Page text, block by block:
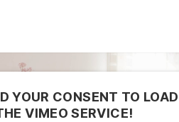
YOUR CONSENT TO LOAD
VIMEO SERVICE!